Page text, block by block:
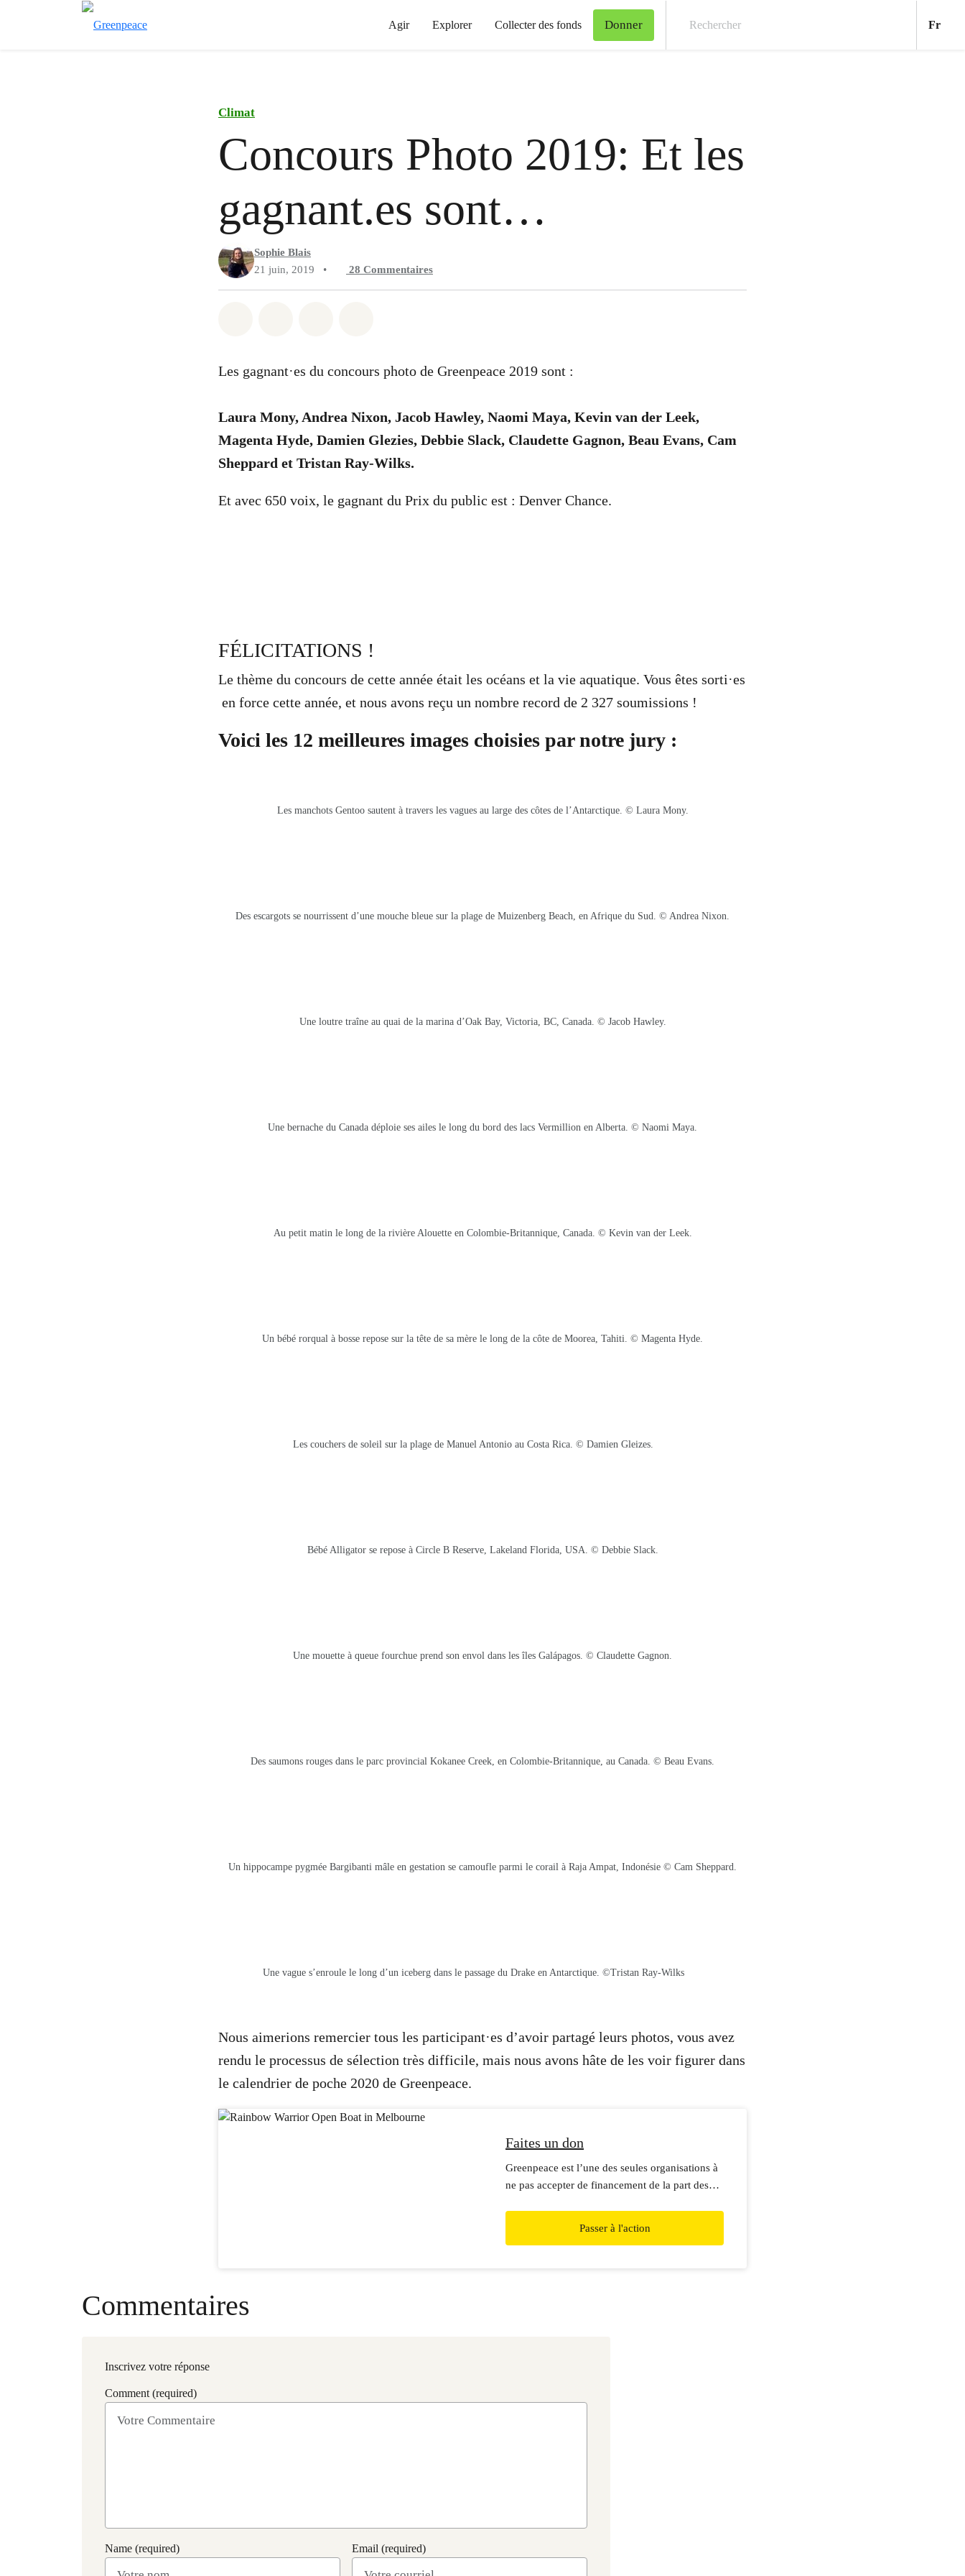
Agir Explorer Collecter des fonds Donner Fr
Climat
Concours Photo 2019: Et les
gagnant.es sont…
Sophie Blais
21 juin, 2019
• 28 Commentaires
Les gagnant·es du concours photo de Greenpeace 2019 sont :
Laura Mony, Andrea Nixon, Jacob Hawley, Naomi Maya, Kevin van der Leek,
Magenta Hyde, Damien Glezies, Debbie Slack, Claudette Gagnon, Beau Evans, Cam
Sheppard et Tristan Ray-Wilks.
Et avec 650 voix, le gagnant du Prix du public est : Denver Chance.
FÉLICITATIONS !
Le thème du concours de cette année était les océans et la vie aquatique. Vous êtes sorti·es
en force cette année, et nous avons reçu un nombre record de 2 327 soumissions !
Voici les 12 meilleures images choisies par notre jury :
Les manchots Gentoo sautent à travers les vagues au large des côtes de l’Antarctique. © Laura Mony.
Des escargots se nourrissent d’une mouche bleue sur la plage de Muizenberg Beach, en Afrique du Sud. © Andrea Nixon.
Une loutre traîne au quai de la marina d’Oak Bay, Victoria, BC, Canada. © Jacob Hawley.
Une bernache du Canada déploie ses ailes le long du bord des lacs Vermillion en Alberta. © Naomi Maya.
Au petit matin le long de la rivière Alouette en Colombie-Britannique, Canada. © Kevin van der Leek.
Un bébé rorqual à bosse repose sur la tête de sa mère le long de la côte de Moorea, Tahiti. © Magenta Hyde.
Les couchers de soleil sur la plage de Manuel Antonio au Costa Rica. © Damien Gleizes.
Bébé Alligator se repose à Circle B Reserve, Lakeland Florida, USA. © Debbie Slack.
Une mouette à queue fourchue prend son envol dans les îles Galápagos. © Claudette Gagnon.
Des saumons rouges dans le parc provincial Kokanee Creek, en Colombie-Britannique, au Canada. © Beau Evans.
Un hippocampe pygmée Bargibanti mâle en gestation se camoufle parmi le corail à Raja Ampat, Indonésie © Cam Sheppard.
Une vague s’enroule le long d’un iceberg dans le passage du Drake en Antarctique. ©Tristan Ray-Wilks
Nous aimerions remercier tous les participant·es d’avoir partagé leurs photos, vous avez
rendu le processus de sélection très difficile, mais nous avons hâte de les voir figurer dans
le calendrier de poche 2020 de Greenpeace.
Faites un don
Greenpeace est l’une des seules organisations à
ne pas accepter de financement de la part des
Passer à l'action
Commentaires
Inscrivez votre réponse
Comment (required)
Name (required) Email (required)